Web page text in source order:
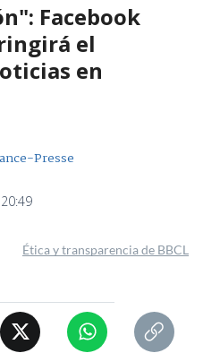
Facebook
el
en
Presse
Ética y transparencia de BBCL